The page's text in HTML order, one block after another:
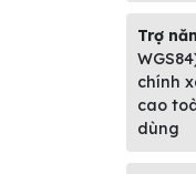
Trợ
chính
cao
dùng